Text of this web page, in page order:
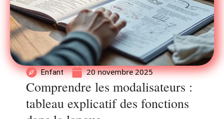
Enfant 20 novembre 2025
Comprendre les modalisateurs :
tableau explicatif des fonctions